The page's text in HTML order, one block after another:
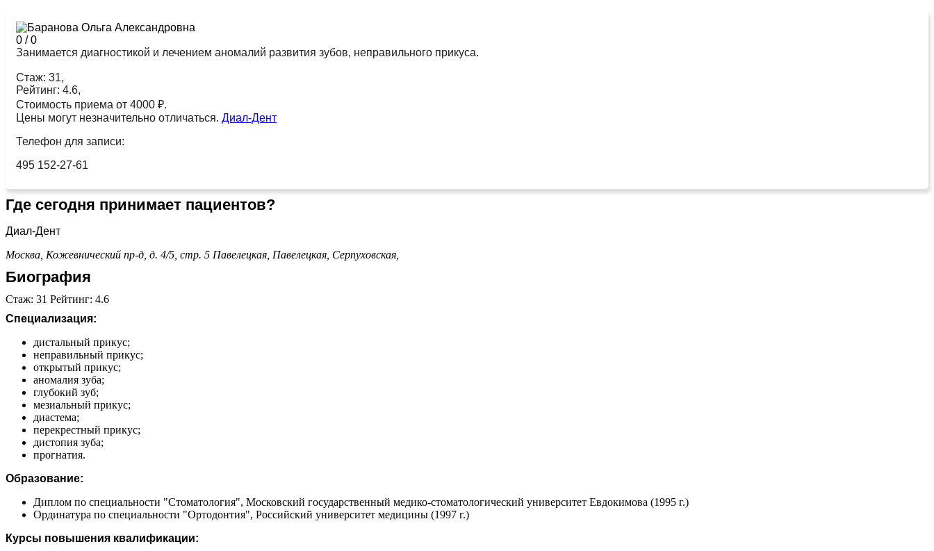
0 /0
Занимается диагностикой и лечением аномалий развития зубов, неправильного прикуса.
Стаж: 31,
Рейтинг: 4.6,
Стоимость приема от 4000 ₽.
Цены могут незначительно отличаться. Диал-Дент
Телефон для записи:
495 152-27-61
Где сегодня принимает пациентов?
Диал-Дент
Москва, Кожевнический пр-д, д. 4/5, стр. 5 Павелецкая, Павелецкая, Серпуховская,
Биография
Стаж: 31 Рейтинг: 4.6
Специализация:
дистальный прикус;
неправильный прикус;
открытый прикус;
аномалия зуба;
глубокий зуб;
мезиальный прикус;
диастема;
перекрестный прикус;
дистопия зуба;
прогнатия.
Образование:
Диплом по специальности "Стоматология", Московский государственный медико-стоматологический университет Евдокимова (1995 г.)
Ординатура по специальности "Ортодонтия", Российский университет медицины (1997 г.)
Курсы повышения квалификации: